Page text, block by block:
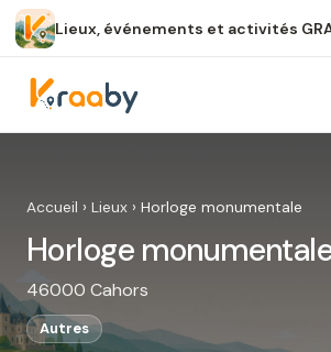
Lieux, événements et activités
spot dans Kraaby.
Accueil › Lieux › Horloge monumentale
Horloge
46000 Cahors
Autres